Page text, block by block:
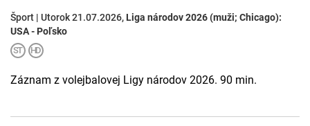
Šport | Utorok 21.07.2026, Liga národov 2026 (muži; Chicago):
USA - Poľsko
Záznam z volejbalovej Ligy národov 2026. 90 min.